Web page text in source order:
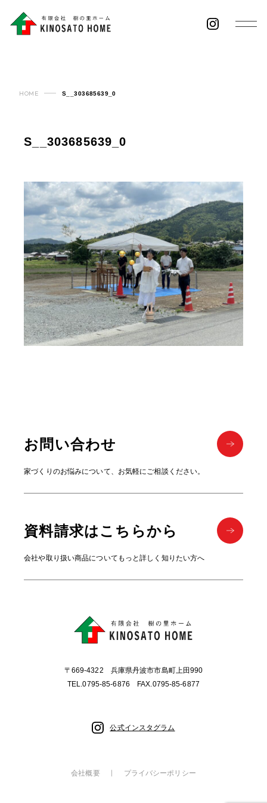
HOME S__303685639_0
S__303685639_0
お問い合わせ
家づくりのお悩みについて、お気軽にご相談ください。
資料請求はこちらから
会社や取り扱い商品についてもっと詳しく知りたい方へ
〒669-4322 兵庫県丹波市市島町上田990
TEL.0795-85-6876 FAX.0795-85-6877
公式インスタグラム
会社概要 プライバシーポリシー